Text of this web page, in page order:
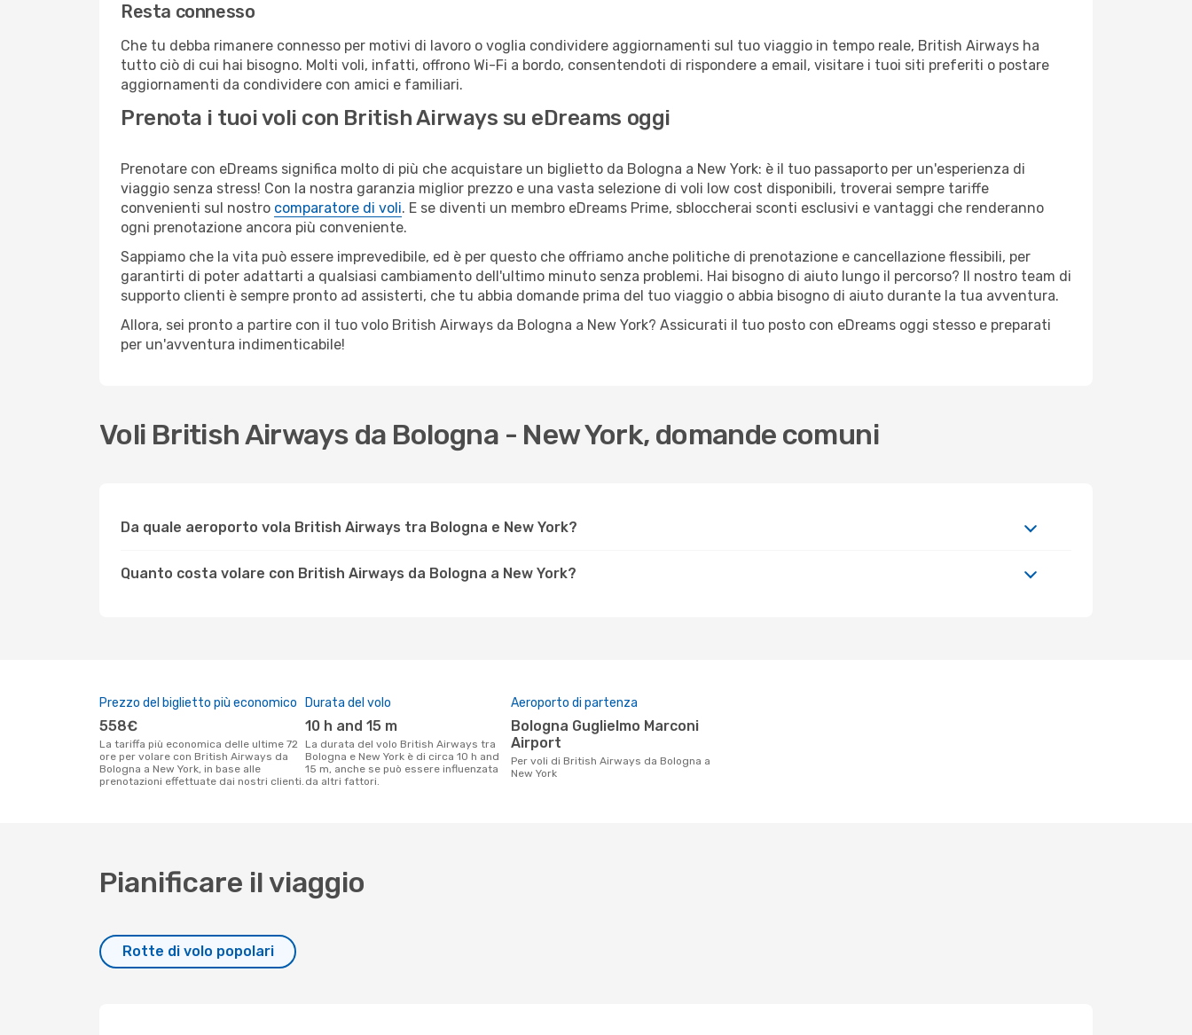
Resta connesso
Che tu debba rimanere connesso per motivi di lavoro o voglia condividere aggiornamenti sul tuo viaggio in tempo reale, British Airways ha
tutto ciò di cui hai bisogno. Molti voli, infatti, offrono Wi-Fi a bordo, consentendoti di rispondere a email, visitare i tuoi siti preferiti o postare
aggiornamenti da condividere con amici e familiari.
Prenota i tuoi voli con British Airways su eDreams oggi
Prenotare con eDreams significa molto di più che acquistare un biglietto da Bologna a New York: è il tuo passaporto per un'esperienza di
viaggio senza stress! Con la nostra garanzia miglior prezzo e una vasta selezione di voli low cost disponibili, troverai sempre tariffe
convenienti sul nostro comparatore di voli. E se diventi un membro eDreams Prime, sbloccherai sconti esclusivi e vantaggi che renderanno
ogni prenotazione ancora più conveniente.
Sappiamo che la vita può essere imprevedibile, ed è per questo che offriamo anche politiche di prenotazione e cancellazione flessibili, per
garantirti di poter adattarti a qualsiasi cambiamento dell'ultimo minuto senza problemi. Hai bisogno di aiuto lungo il percorso? Il nostro team di
supporto clienti è sempre pronto ad assisterti, che tu abbia domande prima del tuo viaggio o abbia bisogno di aiuto durante la tua avventura.
Allora, sei pronto a partire con il tuo volo British Airways da Bologna a New York? Assicurati il tuo posto con eDreams oggi stesso e preparati
per un'avventura indimenticabile!
Voli British Airways da Bologna - New York, domande comuni
Da quale aeroporto vola British Airways tra Bologna e New York?
Quanto costa volare con British Airways da Bologna a New York?
Prezzo del biglietto più economico
558€
La tariffa più economica delle ultime 72
ore per volare con British Airways da
Bologna a New York, in base alle
prenotazioni effettuate dai nostri clienti.
Durata del volo
10 h and 15 m
La durata del volo British Airways tra
Bologna e New York è di circa 10 h and
15 m, anche se può essere influenzata
da altri fattori.
Aeroporto di partenza
Bologna Guglielmo Marconi
Airport
Per voli di British Airways da Bologna a
New York
Pianificare il viaggio
Rotte di volo popolari